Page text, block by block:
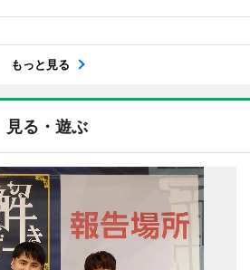
もっと見る
見る・遊ぶ